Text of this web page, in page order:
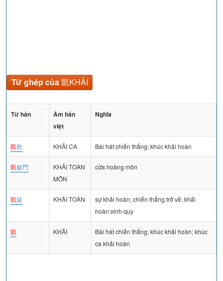
Từ ghép của凱KHẢI
Từ hán
Âm hán
việt
Nghĩa
凱歌 KHẢI CA Bài hát chiến thắng; khúc khải hoàn
凱旋門
KHẢI TOÀN
MÔN
cửa hoàng môn
凱旋 KHẢI TOÀN
sự khải hoàn; chiến thắng trở về; khải
hoàn;vinh quy
凱 KHẢI
Bài hát chiến thắng; khúc khải hoàn; khúc
ca khải hoàn